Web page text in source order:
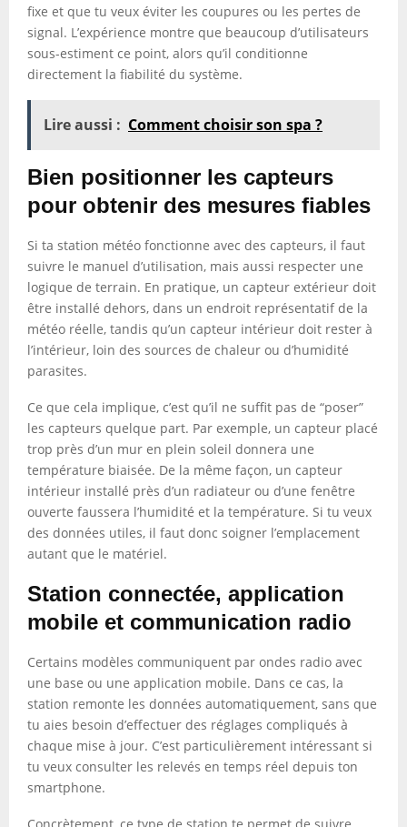
fixe et que tu veux éviter les coupures ou les pertes de
signal. L’expérience montre que beaucoup d’utilisateurs
sous-estiment ce point, alors qu’il conditionne
directement la fiabilité du système.
Lire aussi : Comment choisir son spa ?
Bien positionner les capteurs
pour obtenir des mesures fiables
Si ta station météo fonctionne avec des capteurs, il faut
suivre le manuel d’utilisation, mais aussi respecter une
logique de terrain. En pratique, un capteur extérieur doit
être installé dehors, dans un endroit représentatif de la
météo réelle, tandis qu’un capteur intérieur doit rester à
l’intérieur, loin des sources de chaleur ou d’humidité
parasites.
Ce que cela implique, c’est qu’il ne suffit pas de “poser”
les capteurs quelque part. Par exemple, un capteur placé
trop près d’un mur en plein soleil donnera une
température biaisée. De la même façon, un capteur
intérieur installé près d’un radiateur ou d’une fenêtre
ouverte faussera l’humidité et la température. Si tu veux
des données utiles, il faut donc soigner l’emplacement
autant que le matériel.
Station connectée, application
mobile et communication radio
Certains modèles communiquent par ondes radio avec
une base ou une application mobile. Dans ce cas, la
station remonte les données automatiquement, sans que
tu aies besoin d’effectuer des réglages compliqués à
chaque mise à jour. C’est particulièrement intéressant si
tu veux consulter les relevés en temps réel depuis ton
smartphone.